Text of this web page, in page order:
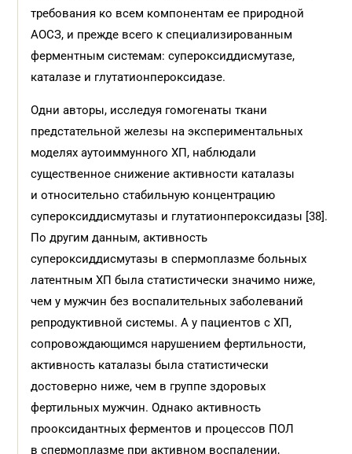
требования ко всем компонентам ее природной
АОСЗ, и прежде всего к специализированным
ферментным системам: супероксиддисмутазе,
каталазе и глутатионпероксидазе.
Одни авторы, исследуя гомогенаты ткани
предстательной железы на экспериментальных
моделях аутоиммунного ХП, наблюдали
существенное снижение активности каталазы
и относительно стабильную концентрацию
супероксиддисмутазы и глутатионпероксидазы [38].
По другим данным, активность
супероксиддисмутазы в спермоплазме больных
латентным ХП была статистически значимо ниже,
чем у мужчин без воспалительных заболеваний
репродуктивной системы. А у пациентов с ХП,
сопровождающимся нарушением фертильности,
активность каталазы была статистически
достоверно ниже, чем в группе здоровых
фертильных мужчин. Однако активность
прооксидантных ферментов и процессов ПОЛ
в спермоплазме при активном вос­палении,